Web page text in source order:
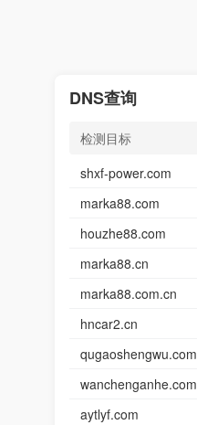
DNS查询
检测目标
shxf-power.com
marka88.com
houzhe88.com
marka88.cn
marka88.com.cn
hncar2.cn
qugaoshengwu.com
wanchenganhe.com
aytlyf.com